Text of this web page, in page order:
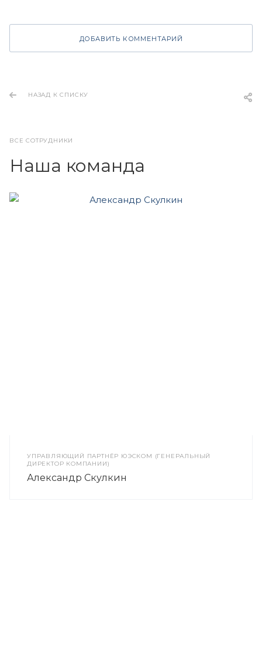
ДОБАВИТЬ КОММЕНТАРИЙ
НАЗАД К СПИСКУ
ВСЕ СОТРУДНИКИ
Наша команда
УПРАВЛЯЮЩИЙ ПАРТНЁР ЮЭСКОМ (ГЕНЕРАЛЬНЫЙ
ДИРЕКТОР КОМПАНИИ)
Александр Скулкин